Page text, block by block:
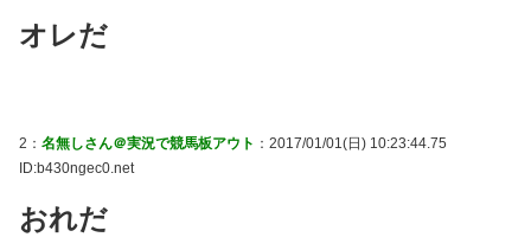
オレだ
2： 名無しさん＠実況で競馬板アウト ：2017/01/01(日) 10:23:44.75
ID:b430ngec0.net
おれだ